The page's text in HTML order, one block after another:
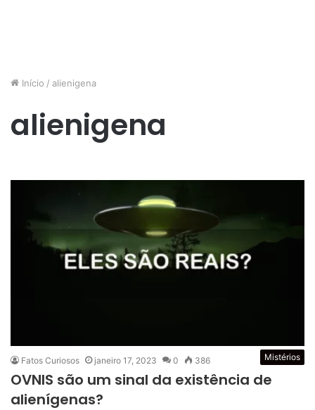
Início / alienigena
alienigena
Mistérios
Fatos Curiosos janeiro 17, 2023 0 386
OVNIS são um sinal da existência de
alienígenas?